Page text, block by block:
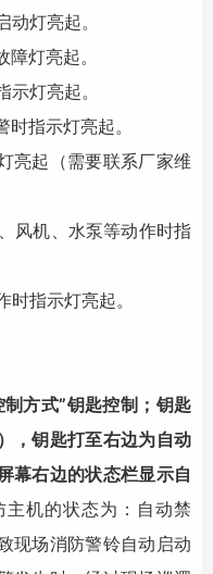
灯亮起。
灯亮起。
灯亮起。
指示灯亮起。
亮起（需要联系厂家维
风机、水泵等动作时指
指示灯亮起。
方式”钥匙控制；钥匙
，钥匙打至右边为自动
幕右边的状态栏显示自
主机的状态为：自动禁
现场消防警铃自动启动